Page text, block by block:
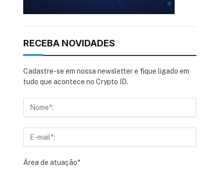
RECEBA NOVIDADES
Cadastre-se em nossa newsletter e fique ligado em
tudo que acontece no Crypto ID.
Área de atuação*